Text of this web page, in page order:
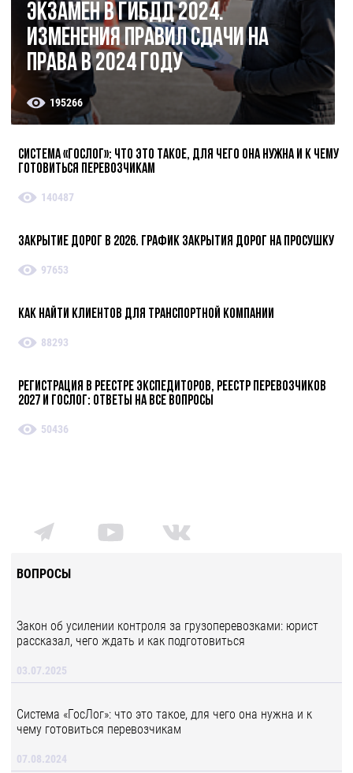
Экзамен в ГИБДД 2024.
Изменения правил сдачи на
права в 2024 году
195266
Система «ГосЛог»: что это такое, для чего она нужна и к чему
готовиться перевозчикам
140487
Закрытие дорог в 2026. График закрытия дорог на просушку
97653
Как найти клиентов для транспортной компании
88293
Регистрация в реестре экспедиторов, реестр перевозчиков
2027 и ГосЛог: ответы на все вопросы
50436
ВОПРОСЫ
Закон об усилении контроля за грузоперевозками: юрист
рассказал, чего ждать и как подготовиться
03.07.2025
Система «ГосЛог»: что это такое, для чего она нужна и к
чему готовиться перевозчикам
07.08.2024